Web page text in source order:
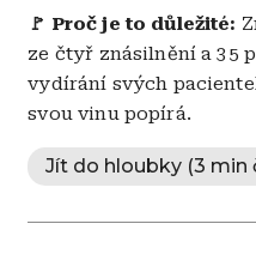
🚩 Proč je to důležité:
ze čtyř znásilnění a 35
vydírání svých
svou vinu popírá.
Jít do hloubky (3 min